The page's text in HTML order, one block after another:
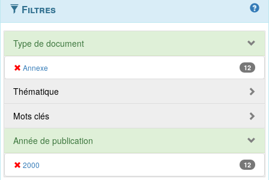
Filtres
Type de document
Annexe 12
Thématique
Mots clés
Année de publication
2000 12